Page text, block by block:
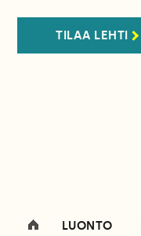
TILAA LEHTI
LUONTO